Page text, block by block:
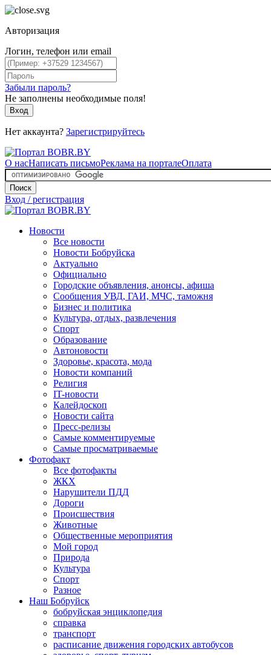
Авторизация
Логин, телефон или email
Забыли пароль?
Не заполнены необходимые поля!
Вход
Нет аккаунта? Зарегистрируйтесь
О насНаписать письмоРеклама на порталеОплата
Поиск
Вход / регистрация
Новости
Все новости
Новости Бобруйска
Актуально
Официально
Городские объявления, анонсы, афиша
Сообщения УВД, ГАИ, МЧС, таможня
Бизнес и политика
Культура, отдых, развлечения
Спорт
Образование
Автоновости
Здоровье, красота, мода
Новости компаний
Религия
IT-новости
Калейдоскоп
Новости сайта
Пресс-релизы
Самые комментируемые
Самые просматриваемые
Фотофакт
Все фотофакты
ЖКХ
Нарушители ПДД
Дороги
Происшествия
Животные
Общественные мероприятия
Мой город
Природа
Культура
Спорт
Разное
Наш Бобруйск
бобруйская энциклопедия
справка
транспорт
расписание движения городских автобусов